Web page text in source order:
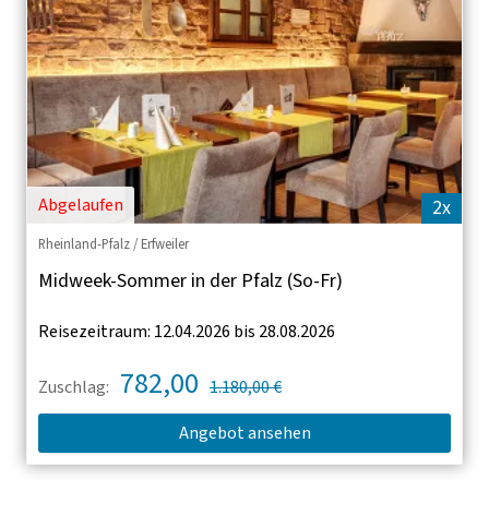
2x
Abgelaufen
Rheinland-Pfalz / Erfweiler
Midweek-Sommer in der Pfalz (So-Fr)
Reisezeitraum: 12.04.2026 bis 28.08.2026
Zuschlag: 782,00 1.180,00 €
Angebot ansehen